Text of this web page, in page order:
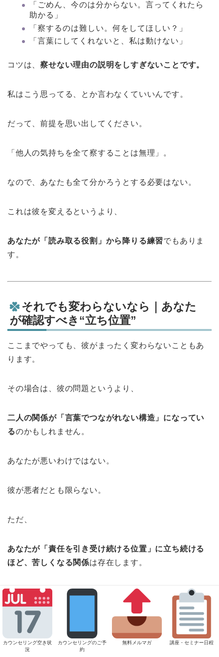
「ごめん、今のは分からない。言ってくれたら
助かる」
「察するのは難しい。何をしてほしい？」
「言葉にしてくれないと、私は動けない」
コツは、察せない理由の説明をしすぎないことです。
私はこう思ってる、とか言わなくていいんです。
だって、前提を思い出してください。
「他人の気持ちを全て察することは無理」。
なので、あなたも全て分かろうとする必要はない。
これは彼を変えるというより、
あなたが「読み取る役割」から降りる練習でもありま
す。
それでも変わらないなら｜あなた
が確認すべき“立ち位置”
ここまでやっても、彼がまったく変わらないこともあ
ります。
その場合は、彼の問題というより、
二人の関係が「言葉でつながれない構造」になってい
るのかもしれません。
あなたが悪いわけではない。
彼が悪者だとも限らない。
ただ、
あなたが「責任を引き受け続ける位置」に立ち続ける
ほど、苦しくなる関係は存在します。
そのとき必要なのは、正しさの議論ではなく、
「私はどこに立って、この関係を続けているのか」
という確認です。
カウンセリング空き状
況
カウンセリングのご予
約
無料メルマガ 講座・セミナー日程